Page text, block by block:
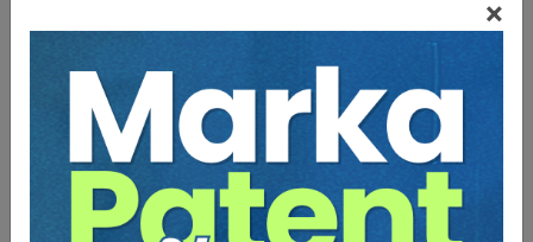
×
Eğitmen Hakkında